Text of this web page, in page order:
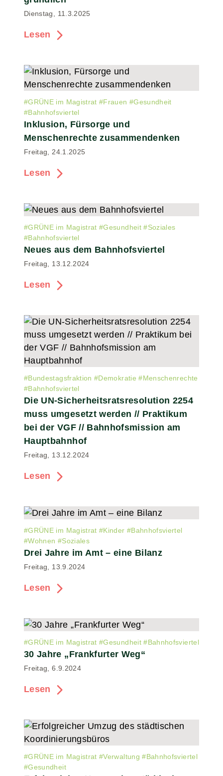
Dienstag, 11.3.2025
Lesen
#GRÜNE im Magistrat #Frauen #Gesundheit
#Bahnhofsviertel
Inklusion, Fürsorge und
Menschenrechte zusammendenken
Freitag, 24.1.2025
Lesen
#GRÜNE im Magistrat #Gesundheit #Soziales
#Bahnhofsviertel
Neues aus dem Bahnhofsviertel
Freitag, 13.12.2024
Lesen
#Bundestagsfraktion #Demokratie #Menschenrechte
#Bahnhofsviertel
Die UN-Sicherheitsratsresolution 2254
muss umgesetzt werden // Praktikum
bei der VGF // Bahnhofsmission am
Hauptbahnhof
Freitag, 13.12.2024
Lesen
#GRÜNE im Magistrat #Kinder #Bahnhofsviertel
#Wohnen #Soziales
Drei Jahre im Amt – eine Bilanz
Freitag, 13.9.2024
Lesen
#GRÜNE im Magistrat #Gesundheit #Bahnhofsviertel
30 Jahre „Frankfurter Weg“
Freitag, 6.9.2024
Lesen
#GRÜNE im Magistrat #Verwaltung #Bahnhofsviertel
#Gesundheit